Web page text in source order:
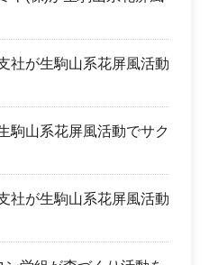
社が生駒山系花屏風活動
駒山系花屏風活動でサク
社が生駒山系花屏風活動